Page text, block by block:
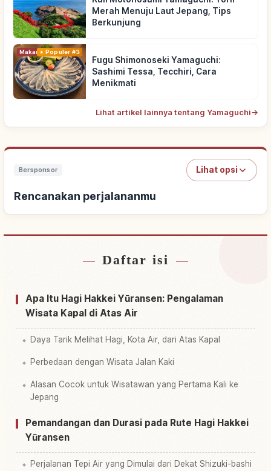
Merah Menuju Laut Jepang, Tips
Berkunjung
Makanan Populer #3
Fugu Shimonoseki Yamaguchi:
Sashimi Tessa, Tecchiri, Cara
Menikmati
Lihat artikel lainnya tentang Yamaguchi→
Bersponsor Lihat opsi
Rencanakan perjalananmu
Cari penginapan
Cari aktivitas↗
Daftar isi
Apa Itu Hagi Hakkei Yūransen: Pengalaman
Wisata Kapal di Atas Air
Daya Tarik Melihat Hagi, Kota Air, dari Atas Kapal
Perbedaan dengan Wisata Jalan Kaki
Alasan Cocok untuk Wisatawan yang Pertama Kali ke
Jepang
Pemandangan dan Durasi pada Rute Hagi Hakkei
Yūransen
Perjalanan Tepi Air yang Dimulai dari Dekat Shizuki-bashi